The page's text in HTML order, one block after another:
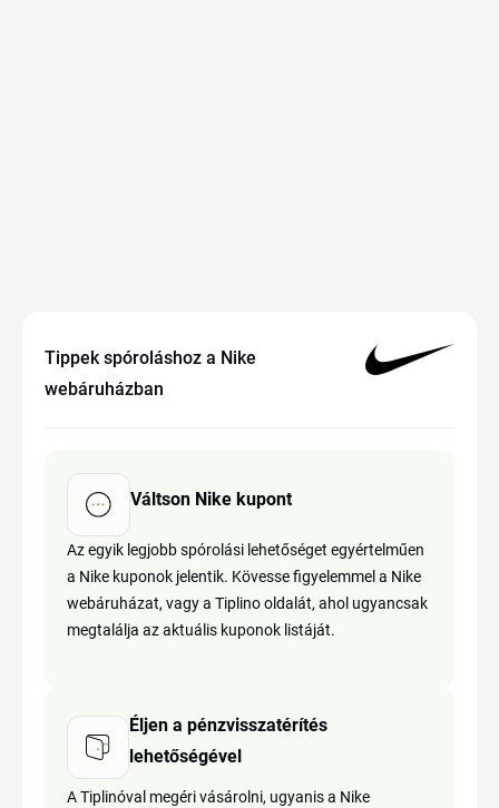
Tippek spóroláshoz a Nike
webáruházban
Váltson Nike kupont
Az egyik legjobb spórolási lehetőséget egyértelműen
a Nike kuponok jelentik. Kövesse figyelemmel a Nike
webáruházat, vagy a Tiplino oldalát, ahol ugyancsak
megtalálja az aktuális kuponok listáját.
Éljen a pénzvisszatérítés
lehetőségével
A Tiplinóval megéri vásárolni, ugyanis a Nike